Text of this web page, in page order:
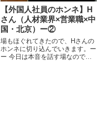
【外国人社員のホンネ】H
さん（人材業界×営業職×中
国・北京）ー②
場もほぐれてきたので、Hさんの
ホンネに切り込んでいきます。ー
ー 今日は本音を話す場なので、